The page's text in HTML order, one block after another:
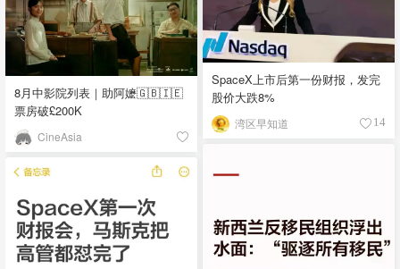
8月中影院列表｜助阿嬷🇬🇧🇮🇪
票房破£200K
CineAsia
SpaceX上市后第一份财报，发完
股价大跌8%
湾区早知道 14